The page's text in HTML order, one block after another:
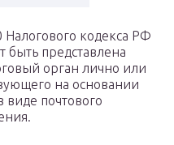
Налогового кодекса РФ
быть представлена
орган лично или
на основании
виде почтового